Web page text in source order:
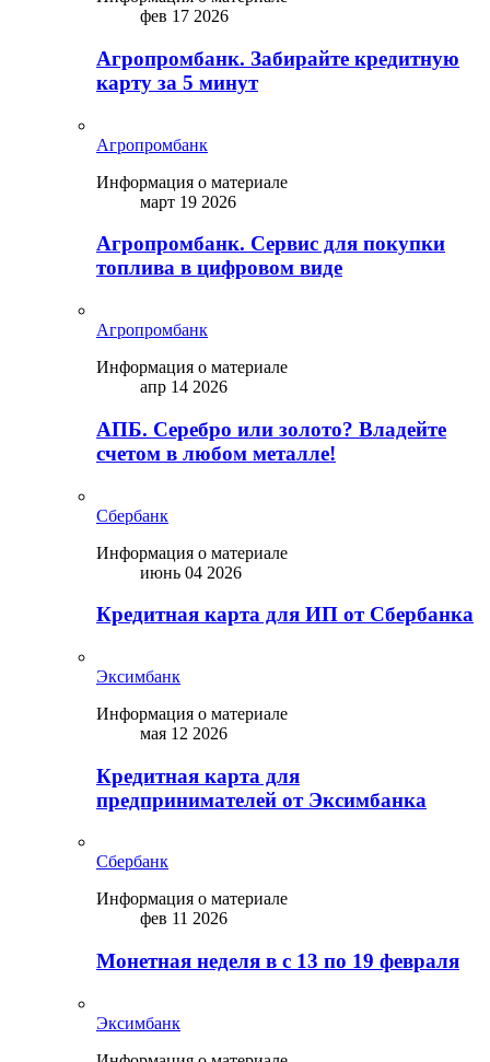
фев 17 2026
Агропромбанк. Забирайте кредитную
карту за 5 минут
Агропромбанк
Информация о материале
март 19 2026
Агропромбанк. Сервис для покупки
топлива в цифровом виде
Агропромбанк
Информация о материале
апр 14 2026
АПБ. Серебро или золото? Владейте
счетом в любом металле!
Сбербанк
Информация о материале
июнь 04 2026
Кредитная карта для ИП от Сбербанка
Эксимбанк
Информация о материале
мая 12 2026
Кредитная карта для
предпринимателей от Эксимбанка
Сбербанк
Информация о материале
фев 11 2026
Монетная неделя в с 13 по 19 февраля
Эксимбанк